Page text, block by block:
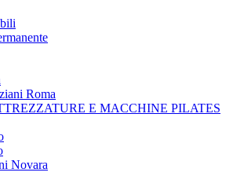
Roma
E MACCHINE PILATES
Novara